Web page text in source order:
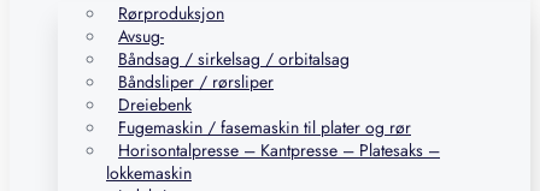
Rørproduksjon
Avsug-
Båndsag / sirkelsag / orbitalsag
Båndsliper / rørsliper
Dreiebenk
Fugemaskin / fasemaskin til plater og rør
Horisontalpresse – Kantpresse – Platesaks –
lokkemaskin